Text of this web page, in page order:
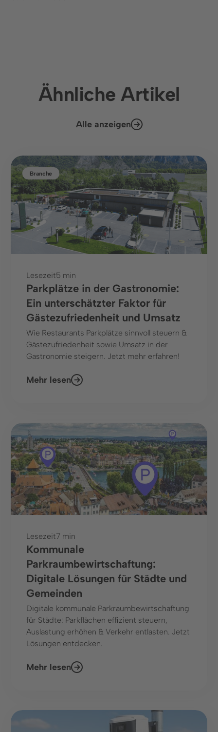
Ähnliche Artikel
Alle anzeigen
Branche
Lesezeit5 min
Parkplätze in der Gastronomie:
Ein unterschätzter Faktor für
Gästezufriedenheit und Umsatz
Wie Restaurants Parkplätze sinnvoll steuern &
Gästezufriedenheit sowie Umsatz in der
Gastronomie steigern. Jetzt mehr erfahren!
Mehr lesen
Lesezeit7 min
Kommunale
Parkraumbewirtschaftung:
Digitale Lösungen für Städte und
Gemeinden
Digitale kommunale Parkraumbewirtschaftung
für Städte: Parkflächen effizient steuern,
Auslastung erhöhen & Verkehr entlasten. Jetzt
Lösungen entdecken.
Mehr lesen